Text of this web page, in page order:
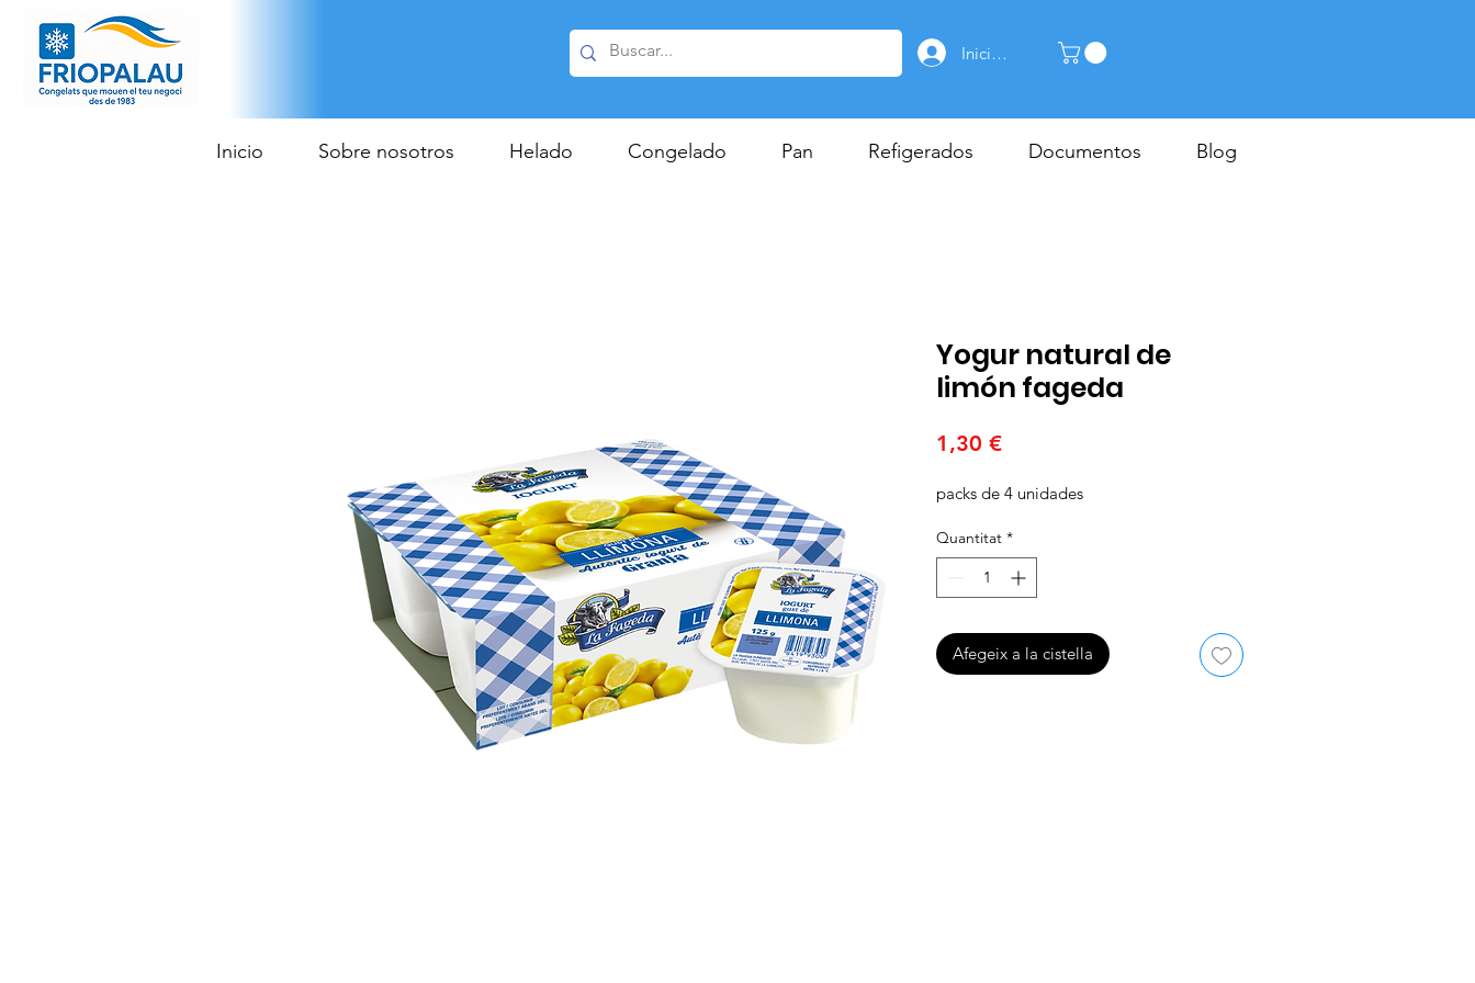
Inicia la sessió
Inicio Sobre nosotros Helado Congelado Pan Refigerados Documentos Blog
Yogur natural de
limón fageda
1,30 €Price
packs de 4 unidades
Quantitat *
Afegeix a la cistella